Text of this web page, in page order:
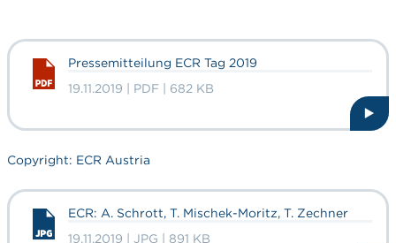
Pressemitteilung ECR Tag 2019
19.11.2019 | PDF | 682 KB
Copyright: ECR Austria
ECR: A. Schrott, T. Mischek-Moritz, T. Zechner
19.11.2019 | JPG | 891 KB